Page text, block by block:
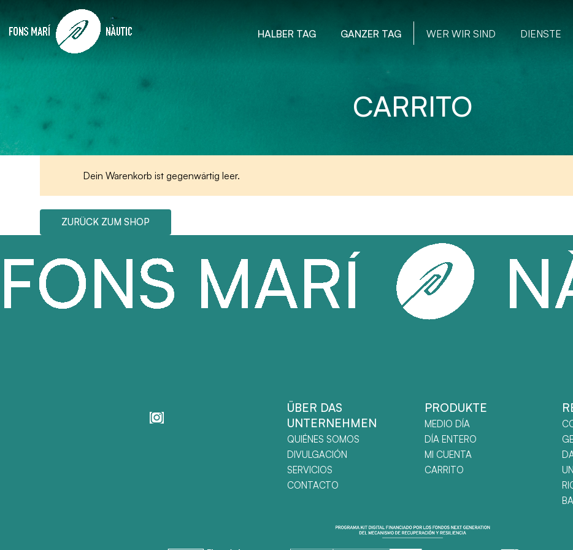
HALBER TAG GANZER TAG WER WIR SIND DIENSTE
CARRITO
Dein Warenkorb ist gegenwärtig leer.
ZURÜCK ZUM SHOP
ÜBER DAS
UNTERNEHMEN
QUIÉNES SOMOS
DIVULGACIÓN
SERVICIOS
CONTACTO
PRODUKTE
MEDIO DÍA
DÍA ENTERO
MI CUENTA
CARRITO